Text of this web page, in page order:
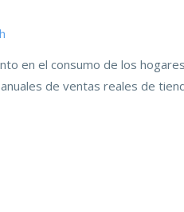
en el consumo de los
de ventas reales de